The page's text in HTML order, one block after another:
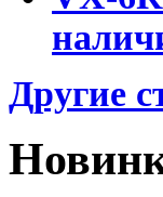
Другие